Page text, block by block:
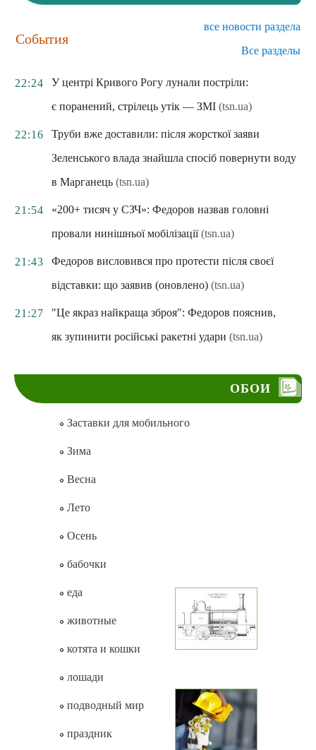
События
все новости раздела
Все разделы
22:24
У центрі Кривого Рогу лунали постріли:
є поранений, стрілець утік — ЗМІ (tsn.ua)
22:16
Труби вже доставили: після жорсткої заяви
Зеленського влада знайшла спосіб повернути воду
в Марганець (tsn.ua)
21:54
«200+ тисяч у СЗЧ»: Федоров назвав головні
провали нинішньої мобілізації (tsn.ua)
21:43
Федоров висловився про протести після своєї
відставки: що заявив (оновлено) (tsn.ua)
21:27
"Це якраз найкраща зброя": Федоров пояснив,
як зупинити російські ракетні удари (tsn.ua)
ОБОИ
Заставки для мобильного
Зима
Весна
Лето
Осень
бабочки
еда
животные
котята и кошки
лошади
подводный мир
праздник